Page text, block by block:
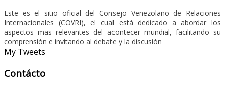
Este es el sitio oficial del Consejo Venezolano de Relaciones
Internacionales (COVRI), el cual está dedicado a abordar los
aspectos mas relevantes del acontecer mundial, facilitando su
comprensión e invitando al debate y la discusión
My Tweets
Contácto